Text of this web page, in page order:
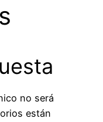
no será
están